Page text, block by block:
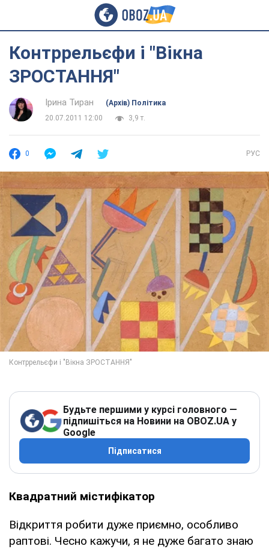
Контррельєфи і "Вікна
ЗРОСТАННЯ"
Ірина Тиран
(Архів) Політика
20.07.2011 12:00
3,9 т.
0 РУС
Будьте першими у курсі головного —
підпишіться на Новини на OBOZ.UA у
Google
Підписатися
Квадратний містифікатор
Відкриття робити дуже приємно, особливо
раптові. Чесно кажучи, я не дуже багато знаю